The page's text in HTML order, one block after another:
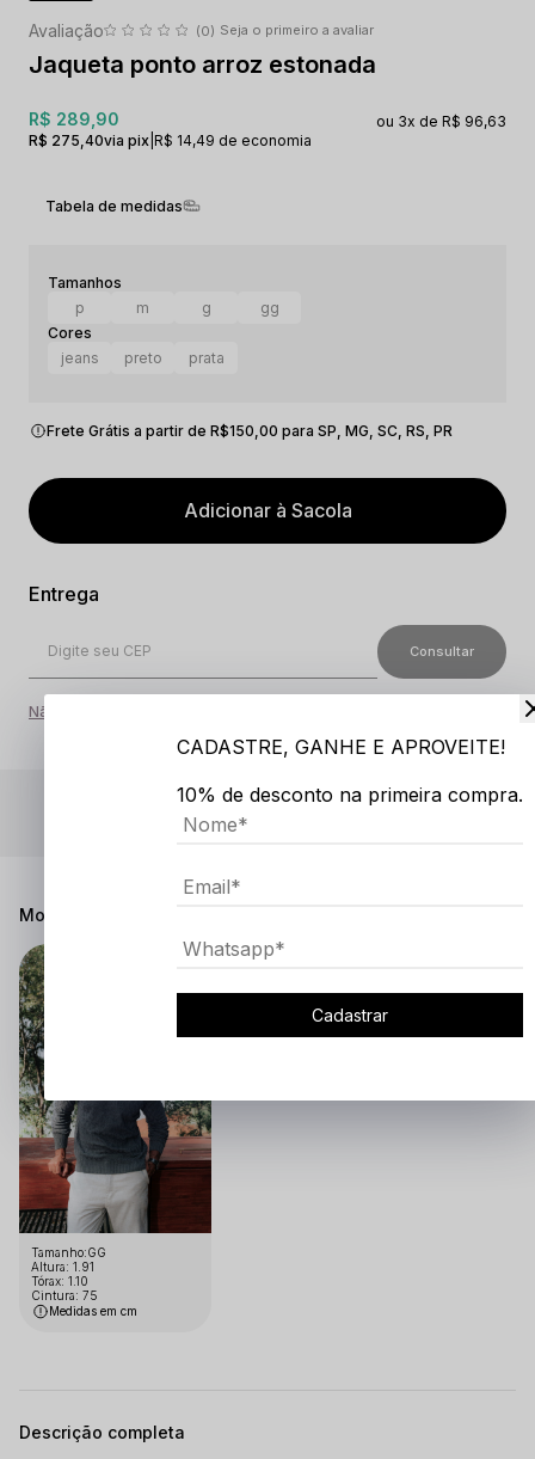
(0) Seja o primeiro a avaliar
Jaqueta ponto arroz estonada
R$ 275,40via pix R$ 14,49 de economia
R$ 289,90 3x R$ 96,63
Tabela de medidas
p m g gg
jeans preto prata
Adicionar à Sacola
Frete Grátis a partir de R$150,00 para SP, MG, SC, RS, PR
Não sei o meu CEP
5% OFF
de desconto no PIX
Modelo Veste
Tamanho:GG
Altura: 1.91
Tórax: 1.10
Cintura: 75
Medidas em cm
Descrição completa
CADASTRE, GANHE E APROVEITE!
10% de desconto na primeira compra.
Cadastrar